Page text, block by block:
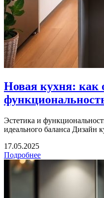
Новая кухня: как
Эстетика и
идеального баланса Дизайн
17.05.2025
Подробнее